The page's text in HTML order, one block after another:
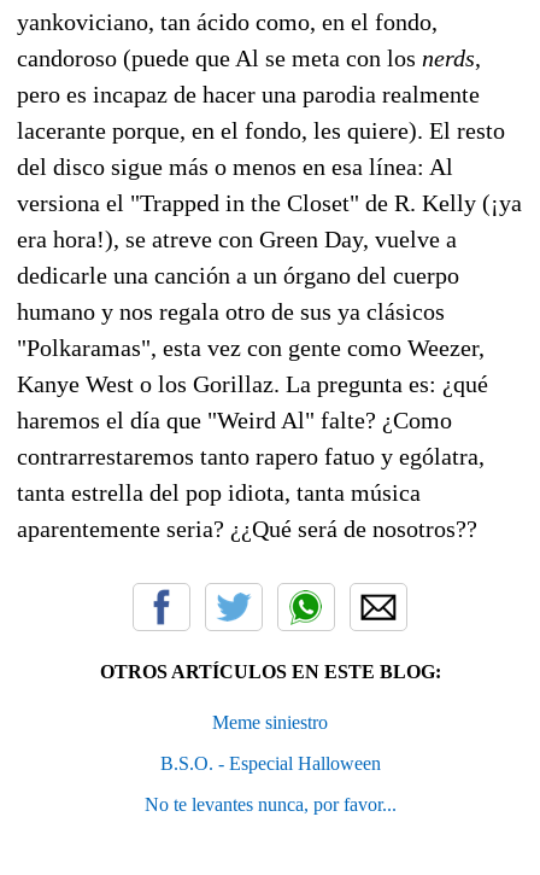
yankoviciano, tan ácido como, en el fondo,
candoroso (puede que Al se meta con los nerds,
pero es incapaz de hacer una parodia realmente
lacerante porque, en el fondo, les quiere). El resto
del disco sigue más o menos en esa línea: Al
versiona el "Trapped in the Closet" de R. Kelly (¡ya
era hora!), se atreve con Green Day, vuelve a
dedicarle una canción a un órgano del cuerpo
humano y nos regala otro de sus ya clásicos
"Polkaramas", esta vez con gente como Weezer,
Kanye West o los Gorillaz. La pregunta es: ¿qué
haremos el día que "Weird Al" falte? ¿Como
contrarrestaremos tanto rapero fatuo y ególatra,
tanta estrella del pop idiota, tanta música
aparentemente seria? ¿¿Qué será de nosotros??
OTROS ARTÍCULOS EN ESTE BLOG:
Meme siniestro
B.S.O. - Especial Halloween
No te levantes nunca, por favor...